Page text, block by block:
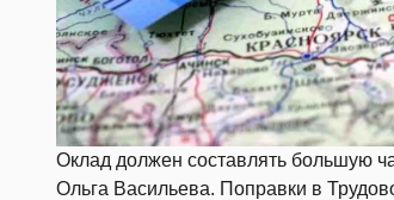
Оклад должен составлять большую
Ольга Васильева. Поправки в